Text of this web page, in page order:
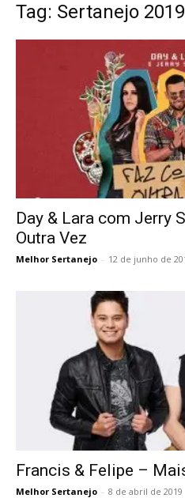
Tag: Sertanejo 2019
Day & Lara com Jerry
Outra Vez
Melhor Sertanejo - 12 de junho de
Francis & Felipe –
Melhor Sertanejo - 8 de abril de 2019